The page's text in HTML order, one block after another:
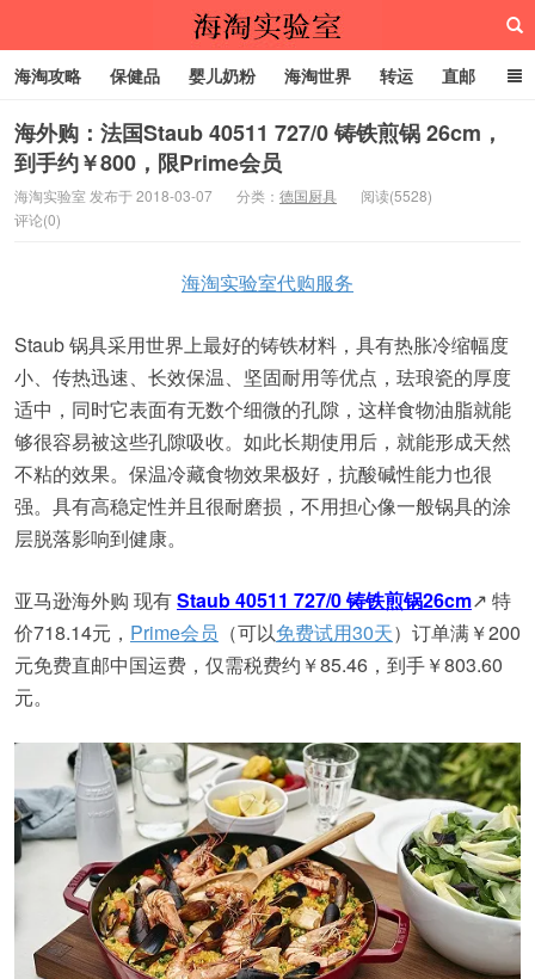
海淘实验室
海淘攻略 保健品 婴儿奶粉 海淘世界 转运 直邮
代购服务
海外购：法国Staub 40511 727/0 铸铁煎锅 26cm，
到手约￥800，限Prime会员
海淘实验室 发布于 2018-03-07 分类： 德国厨具
阅读(5528)
评论(0)
海淘实验室代购服务
Staub 锅具采用世界上最好的铸铁材料，具有热胀冷缩幅度
小、传热迅速、长效保温、坚固耐用等优点，珐琅瓷的厚度
适中，同时它表面有无数个细微的孔隙，这样食物油脂就能
够很容易被这些孔隙吸收。如此长期使用后，就能形成天然
不粘的效果。保温冷藏食物效果极好，抗酸碱性能力也很
强。具有高稳定性并且很耐磨损，不用担心像一般锅具的涂
层脱落影响到健康。
亚马逊海外购 现有Staub 40511 727/0 铸铁煎锅26cm↗ 特
价718.14元， Prime会员 （可以免费试用30天）订单满￥200
元免费直邮中国运费，仅需税费约￥85.46，到手￥803.60
元。